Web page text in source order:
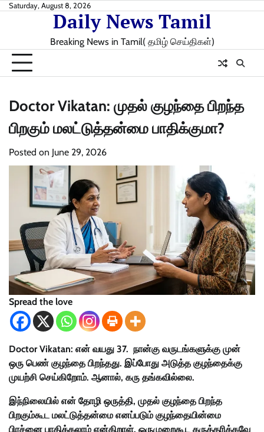
SkipSaturday, August 8, 2026
Daily News Tamil
Breaking News in Tamil( தமிழ் செய்திகள்)
Doctor Vikatan: முதல் குழந்தை பிறந்த
பிறகும் மலட்டுத்தன்மை பாதிக்குமா?
Posted on June 29, 2026
Spread the love
Doctor Vikatan: என் வயது 37. நான்கு வருடங்களுக்கு முன்
ஒரு பெண் குழந்தை பிறந்தது. இப்போது அடுத்த குழந்தைக்கு
முயற்சி செய்கிறோம். ஆனால், கரு தங்கவில்லை.
இந்நிலையில் என் தோழி ஒருத்தி, முதல் குழந்தை பிறந்த
பிறகும்கூட மலட்டுத்தன்மை எனப்படும் குழந்தையின்மை
பிரச்னை பாதிக்கலாம் என்கிறாள். ஒருமுறைகூட கருத்தரிக்கவே